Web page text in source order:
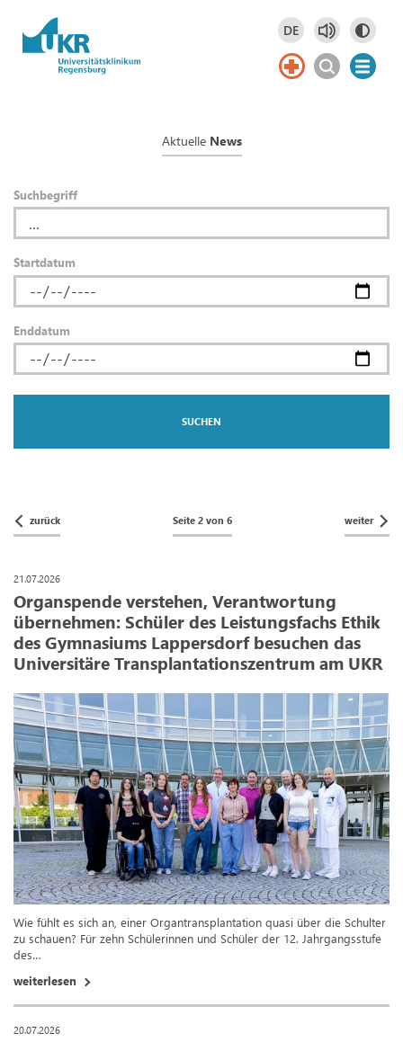
Springe zum Hauptinhalt DE
Deutsch
DE
Aktuelle News
Suchbegriff
Startdatum
Enddatum
zurück Seite 2 von 6 weiter
21.07.2026
Organspende verstehen, Verantwortung
übernehmen: Schüler des Leistungsfachs Ethik
des Gymnasiums Lappersdorf besuchen das
Universitäre Transplantationszentrum am UKR
Wie fühlt es sich an, einer Organtransplantation quasi über die Schulter
zu schauen? Für zehn Schülerinnen und Schüler der 12. Jahrgangsstufe
des…
weiterlesen
20.07.2026